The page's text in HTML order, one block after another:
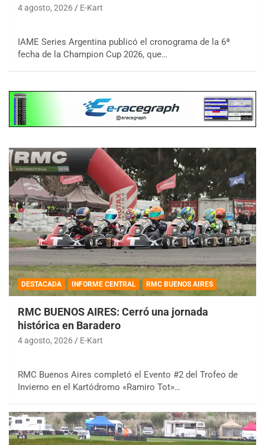
4 agosto, 2026 E-Kart
IAME Series Argentina publicó el cronograma de la 6ª
fecha de la Champion Cup 2026, que…
DESTACADA INFORME CENTRAL RMC BUENOS AIRES
RMC BUENOS AIRES: Cerró una jornada
histórica en Baradero
4 agosto, 2026 E-Kart
RMC Buenos Aires completó el Evento #2 del Trofeo de
Invierno en el Kartódromo «Ramiro Tot»…